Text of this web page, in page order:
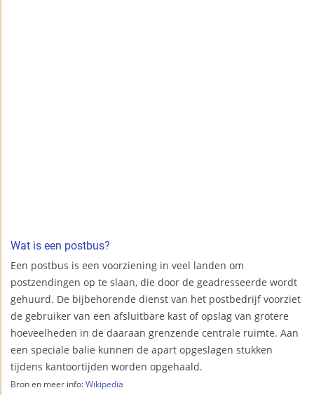
Wat is een postbus?
Een postbus is een voorziening in veel landen om
postzendingen op te slaan, die door de geadresseerde wordt
gehuurd. De bijbehorende dienst van het postbedrijf voorziet
de gebruiker van een afsluitbare kast of opslag van grotere
hoeveelheden in de daaraan grenzende centrale ruimte. Aan
een speciale balie kunnen de apart opgeslagen stukken
tijdens kantoortijden worden opgehaald.
Bron en meer info: Wikipedia